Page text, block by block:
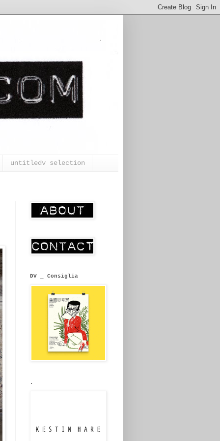
untitledv selection
DV _ Consiglia
.